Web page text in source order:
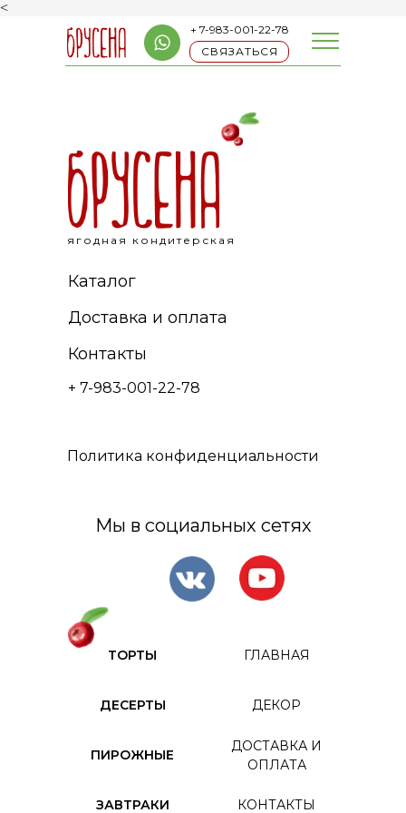
<
+ 7-983-001-22-78
СВЯЗАТЬСЯ
ягодная кондитерская
Каталог
Доставка и оплата
Контакты
+ 7-983-001-22-78
Политика конфиденциальности
Мы в социальных сетях
ГЛАВНАЯ
ЗАВТРАКИ
ТОРТЫ
ДЕСЕРТЫ
ПИРОЖНЫЕ
ДЕКОР
ДОСТАВКА И
ОПЛАТА
КОНТАКТЫ